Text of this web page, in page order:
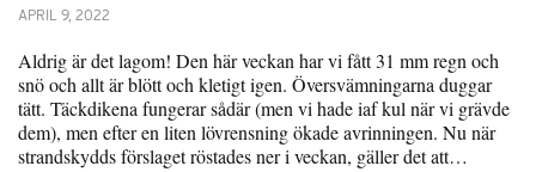
APRIL 9, 2022
Aldrig är det lagom! Den här veckan har vi fått 31 mm regn och
snö och allt är blött och kletigt igen. Översvämningarna duggar
tätt. Täckdikena fungerar sådär (men vi hade iaf kul när vi grävde
dem), men efter en liten lövrensning ökade avrinningen. Nu när
strandskydds förslaget röstades ner i veckan, gäller det att…